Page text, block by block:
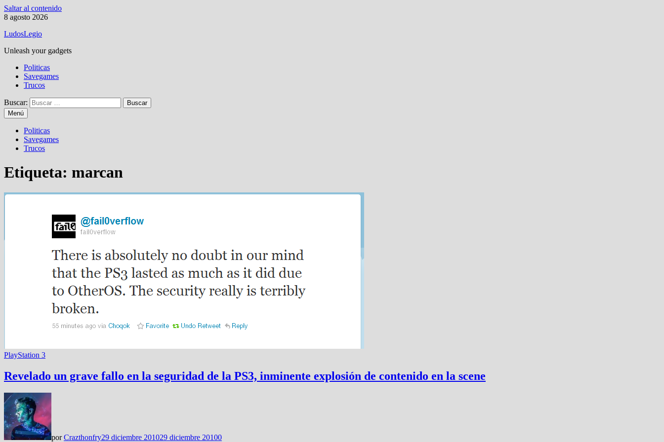
Saltar al contenido
8 agosto 2026
LudosLegio
Unleash your gadgets
Politicas
Savegames
Trucos
Buscar:
Menú
Politicas
Savegames
Trucos
Etiqueta: marcan
PlayStation 3
Revelado un grave fallo en la seguridad de la PS3, inminente explosión de contenido en la scene
porCrazthonfry29 diciembre 201029 diciembre 20100